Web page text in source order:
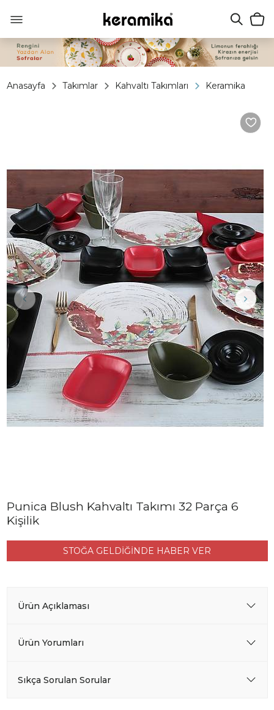
Anasayfa Takımlar Kahvaltı Takımları Keramika
Punica Blush Kahvaltı Takımı 32 Parça 6
Kişilik
STOĞA GELDİĞİNDE HABER VER
Ürün Açıklaması
Ürün Yorumları
Sıkça Sorulan Sorular